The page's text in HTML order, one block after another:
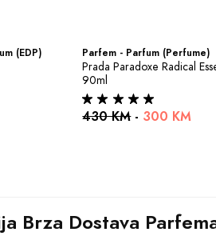
(EDP) Parfem - Parfum (Perfume)
Prada Paradoxe Radical
90ml
430 KM- 300 KM
Brza Dostava